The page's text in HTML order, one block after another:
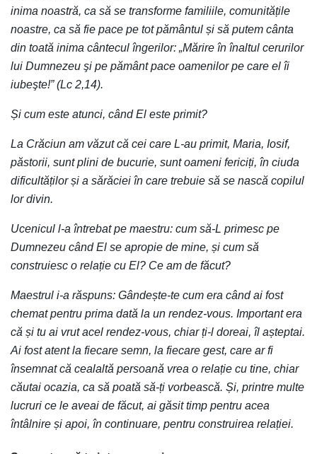
inima noastră, ca să se transforme familiile, comunitățile
noastre, ca să fie pace pe tot pământul și să putem cânta
din toată inima cântecul îngerilor: „Mărire în înaltul cerurilor
lui Dumnezeu şi pe pământ pace oamenilor pe care el îi
iubeşte!” (Lc 2,14).
Și cum este atunci, când El este primit?
La Crăciun am văzut că cei care L-au primit, Maria, Iosif,
păstorii, sunt plini de bucurie, sunt oameni fericiți, în ciuda
dificultăților și a sărăciei în care trebuie să se nască copilul
lor divin.
Ucenicul l-a întrebat pe maestru: cum să-L primesc pe
Dumnezeu când El se apropie de mine, și cum să
construiesc o relație cu El? Ce am de făcut?
Maestrul i-a răspuns: Gândește-te cum era când ai fost
chemat pentru prima dată la un rendez-vous. Important era
că și tu ai vrut acel rendez-vous, chiar ți-l doreai, îl așteptai.
Ai fost atent la fiecare semn, la fiecare gest, care ar fi
însemnat că cealaltă persoană vrea o relație cu tine, chiar
căutai ocazia, ca să poată să-ți vorbească. Și, printre multe
lucruri ce le aveai de făcut, ai găsit timp pentru acea
întâlnire și apoi, în continuare, pentru construirea relației.